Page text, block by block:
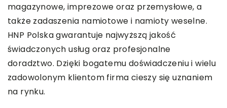
magazynowe, imprezowe oraz przemysłowe, a
także zadaszenia namiotowe i namioty weselne.
HNP Polska gwarantuje najwyższą jakość
świadczonych usług oraz profesjonalne
doradztwo. Dzięki bogatemu doświadczeniu i wielu
zadowolonym klientom firma cieszy się uznaniem
na rynku.